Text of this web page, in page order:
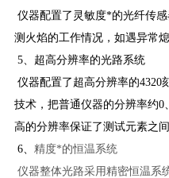
仪器配置了灵敏度*的光纤传
测火焰的工作情况，如遇异常
5、超高分辨率的光路系统
仪器配置了超高分辨率的4320
技术，把普通仪器的分辨率约0
高的分辨率保证了测试元素之
6、 精度*的恒温系统
仪器整体光路采用精密恒温系